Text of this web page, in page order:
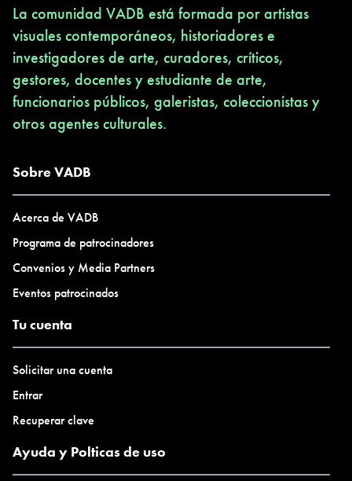
-Casos de estudio con invitados especiales
Clases: 6 clases
Modalidad: Presencial y gratuito
Fechas: Miércoles 18, 25 de junio y 2, 16, 23 y 30 de julio
Lugar: Colección AMALITA (Olga Cossettini 141, CABA)
Anuncio de participantes: Miércoles 11 de junio
https://lnkd.in/dReJeHii
Cupo limitado
Coordinación: Lic. Paola Vega
Para consultas o más información sobre el Taller:
coordinaciontalleresok@gmail.com
La comunidad VADB está formada por artistas
visuales contemporáneos, historiadores e
investigadores de arte, curadores, críticos,
gestores, docentes y estudiante de arte,
funcionarios públicos, galeristas, coleccionistas y
otros agentes culturales.
Sobre VADB
Acerca de VADB
Programa de patrocinadores
Convenios y Media Partners
Eventos patrocinados
Tu cuenta
Solicitar una cuenta
Entrar
Recuperar clave
Ayuda y Polticas de uso